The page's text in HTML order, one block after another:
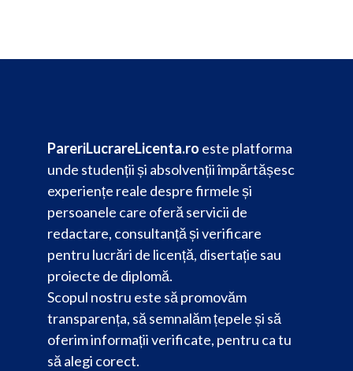
PareriLucrareLicenta.ro este platforma
unde studenții și absolvenții împărtășesc
experiențe reale despre firmele și
persoanele care oferă servicii de
redactare, consultanță și verificare
pentru lucrări de licență, disertație sau
proiecte de diplomă.
Scopul nostru este să promovăm
transparența, să semnalăm țepele și să
oferim informații verificate, pentru ca tu
să alegi corect.